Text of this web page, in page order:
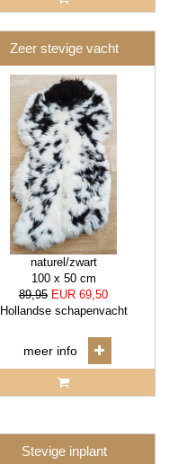
Zeer stevige vacht
naturel/zwart
100 x 50 cm
89,95 EUR 69,50
Hollandse schapenvacht
meer info
Stevige inplant